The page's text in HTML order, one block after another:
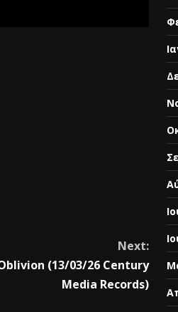
Next:
(13/03/26 Century
Media Records)